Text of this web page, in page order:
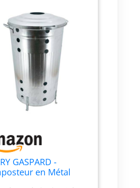
GASPARD -
en Métal